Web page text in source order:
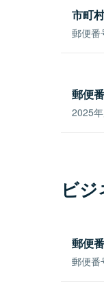
市町
郵便番
郵便
2025
ビ
郵便
郵便番